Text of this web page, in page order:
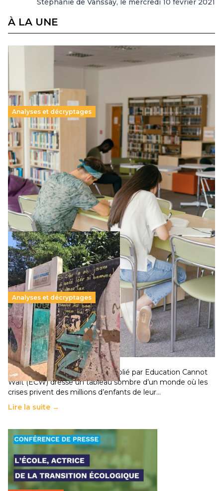
Stéphanie de Vanssay, le mercredi 10 février 2021
À LA UNE
Analyses et décryptages
Supérieur privé : une dérive qui met à mal la
promesse républicaine
11 juillet 2026-
Le projet de loi sur la régulation de l’enseignement
supérieur privé met en lumière l’amplification d’un système
qui relègue l’acte pédagogique au superfétatoire, voire à…
Lire la suite →
Analyses et décryptages
258 millions d’enfants victimes de la guerre, des
chocs climatiques et des déplacements de
population
11 juillet 2026- National
Un nouveau rapport mondial publié par Education Cannot
Wait (ECW) dresse un tableau sombre d’un monde où les
crises privent des millions d’enfants de leur…
Lire la suite →